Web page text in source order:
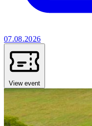
07.08.2026
View event